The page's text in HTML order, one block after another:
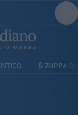
ZUPPA DI